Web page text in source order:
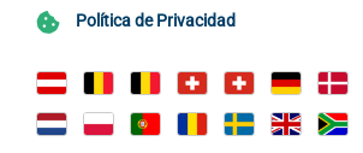
Política de Privacidad